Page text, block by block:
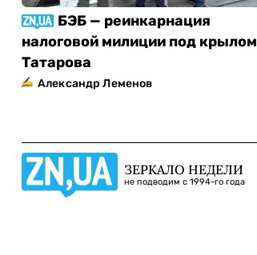
БЭБ — реинкарнация
налоговой милиции под крылом
Татарова
Александр Леменов
ЗЕРКАЛО НЕДЕЛИ
не подводим с 1994-го года